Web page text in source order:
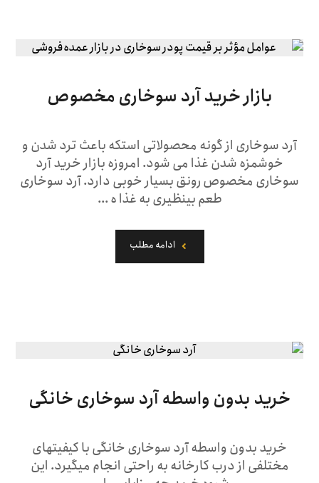
بازار خرید آرد سوخاری مخصوص
آرد سوخاری از گونه محصولاتی استکه باعث ترد شدن و
خوشمزه شدن غذا می شود. امروزه بازار خرید آرد
سوخاری مخصوص رونق بسیار خوبی دارد. آرد سوخاری
طعم بینظیری به غذا ه ...
ادامه مطلب
خرید بدون واسطه آرد سوخاری خانگی
خرید بدون واسطه آرد سوخاری خانگی با کیفیت­های
مختلفی از درب کارخانه به راحتی انجام می­گیرد. این